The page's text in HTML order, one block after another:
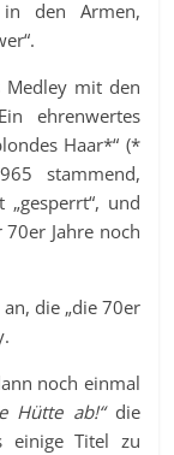
den Armen,
Medley mit den
ehrenwertes
Haar*“ (*
stammend,
und
Jahre noch
die „die 70er
noch einmal
Hütte ab!“ die
einige Titel zu